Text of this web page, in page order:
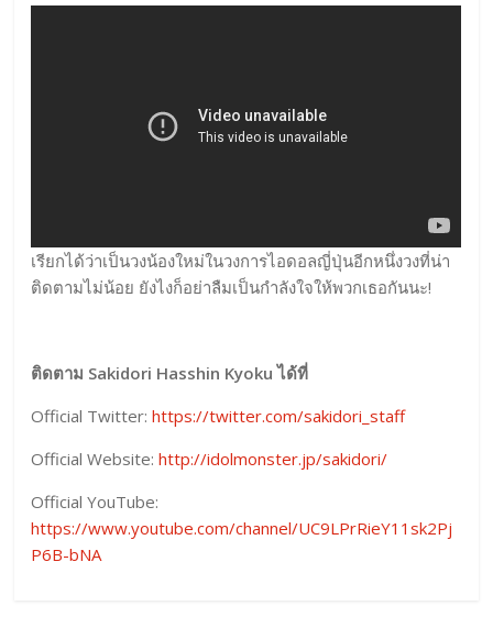
เรียกได้ว่าเป็นวงน้องใหม่ในวงการไอดอลญี่ปุ่นอีกหนึ่งวงที่น่า
ติดตามไม่น้อย ยังไงก็อย่าลืมเป็นกำลังใจให้พวกเธอกันนะ!
ติดตาม Sakidori Hasshin Kyoku ได้ที่
Official Twitter:https://twitter.com/sakidori_staff
Official Website:http://idolmonster.jp/sakidori/
Official YouTube:
https://www.youtube.com/channel/UC9LPrRieY11sk2Pj
P6B-bNA